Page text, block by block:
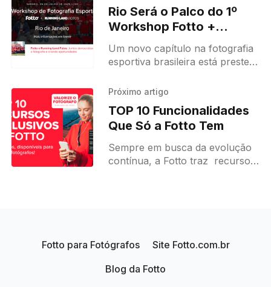
Rio Será o Palco do 1º
Workshop Fotto +
Running Land Fotos
Um novo capítulo na fotografia
esportiva brasileira está prestes
uma iniciativa inédita voltada à
profissional
Próximo artigo
TOP 10 Funcionalidades
Que Só a Fotto Tem
Sempre em busca da evolução
contínua, a Fotto traz recursos
Fotto para Fotógrafos
Site Fotto.com.br
Blog da Fotto